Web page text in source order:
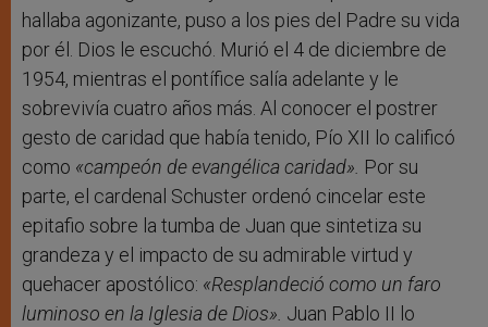
hallaba agonizante, puso a los pies del Padre su vida
por él. Dios le escuchó. Murió el 4 de diciembre de
1954, mientras el pontífice salía adelante y le
sobrevivía cuatro años más. Al conocer el postrer
gesto de caridad que había tenido, Pío XII lo calificó
como «campeón de evangélica caridad». Por su
parte, el cardenal Schuster ordenó cincelar este
epitafio sobre la tumba de Juan que sintetiza su
grandeza y el impacto de su admirable virtud y
quehacer apostólico: «Resplandeció como un faro
luminoso en la Iglesia de Dios». Juan Pablo II lo